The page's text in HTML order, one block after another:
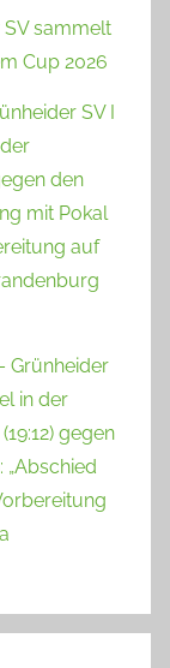
sammelt
Cup 2026
SV I
den
mit Pokal
auf
Grünheider
in der
gegen
„Abschied